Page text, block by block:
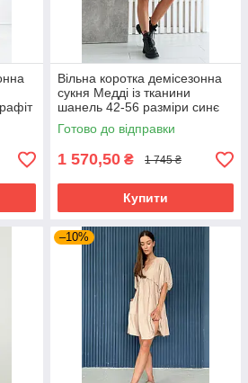
Вільна коротка демісезонна
сукня Медді із тканини
шанель 42-56 разміри синє
Готово до відправки
1 570,50 ₴ 1 745 ₴
Купити
–10%